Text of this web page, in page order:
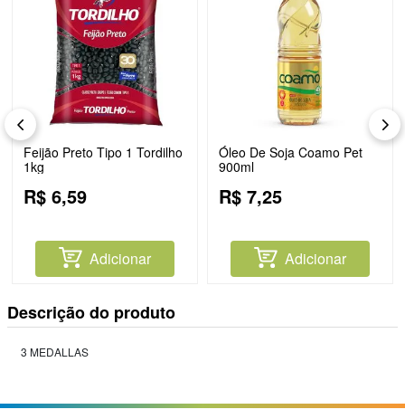
Feijão Preto Tipo 1 Tordilho
1kg
R$ 6,59
Adicionar
Óleo De Soja Coamo Pet
900ml
R$ 7,25
Adicionar
Descrição do produto
3 MEDALLAS